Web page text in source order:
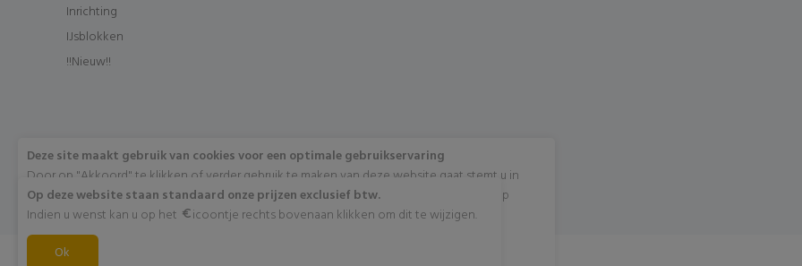
Inrichting
IJsblokken
!!Nieuw!!
Deze site maakt gebruik van cookies voor een optimale gebruikservaring
Door op "Akkoord" te klikken of verder gebruik te maken van deze website gaat stemt u in
met het gebruik van deze cookies. Wens je meer info omtrent deze cookies? Klik dan op
"Meer info".
Akkoord
Op deze website staan standaard onze prijzen exclusief btw.
Indien u wenst kan u op het
icoontje rechts bovenaan klikken om dit te wijzigen.
Ok